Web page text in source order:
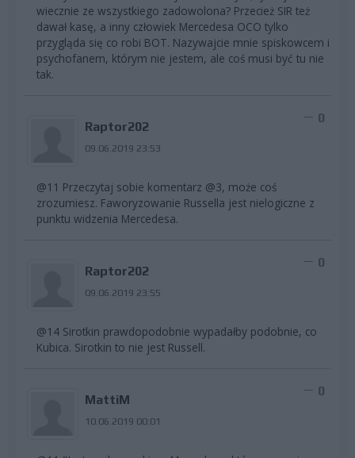
wiecznie ze wszystkiego zadowolona? Przecież SIR też
dawał kasę, a inny człowiek Mercedesa OCO tylko
przygląda się co robi BOT. Nazywajcie mnie spiskowcem i
psychofanem, którym nie jestem, ale coś musi być tu nie
tak.
Raptor202
09.06.2019 23:53
0
@11 Przeczytaj sobie komentarz @3, może coś
zrozumiesz. Faworyzowanie Russella jest nielogiczne z
punktu widzenia Mercedesa.
Raptor202
09.06.2019 23:55
0
@14 Sirotkin prawdopodobnie wypadałby podobnie, co
Kubica. Sirotkin to nie jest Russell.
MattiM
10.06.2019 00:01
0